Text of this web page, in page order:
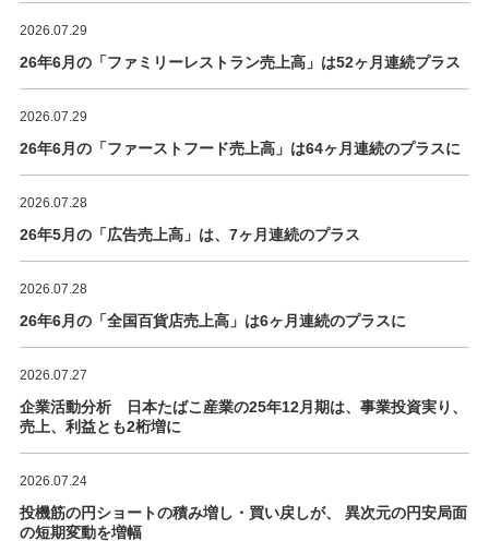
2026.07.29
26年6月の「ファミリーレストラン売上高」は52ヶ月連続プラス
2026.07.29
26年6月の「ファーストフード売上高」は64ヶ月連続のプラスに
2026.07.28
26年5月の「広告売上高」は、7ヶ月連続のプラス
2026.07.28
26年6月の「全国百貨店売上高」は6ヶ月連続のプラスに
2026.07.27
企業活動分析 日本たばこ産業の25年12月期は、事業投資実り、
売上、利益とも2桁増に
2026.07.24
投機筋の円ショートの積み増し・買い戻しが、 異次元の円安局面
の短期変動を増幅